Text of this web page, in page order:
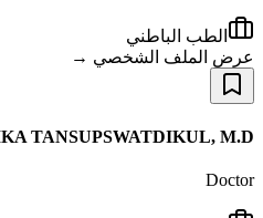
الطب الباطني
عرض الملف الشخصي →
TANSUPSWATDIKUL, M.D.
Doctor